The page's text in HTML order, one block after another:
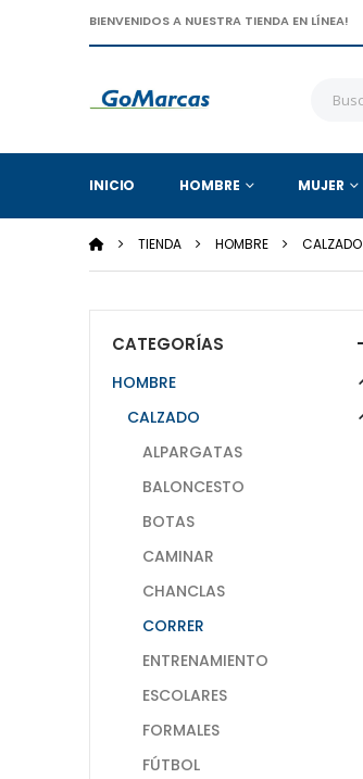
BIENVENIDOS A NUESTRA TIENDA EN LÍNEA!
INICIO HOMBRE MUJER
TIENDA HOMBRE CALZADO
CATEGORÍAS
HOMBRE
CALZADO
ALPARGATAS
BALONCESTO
BOTAS
CAMINAR
CHANCLAS
CORRER
ENTRENAMIENTO
ESCOLARES
FORMALES
FÚTBOL